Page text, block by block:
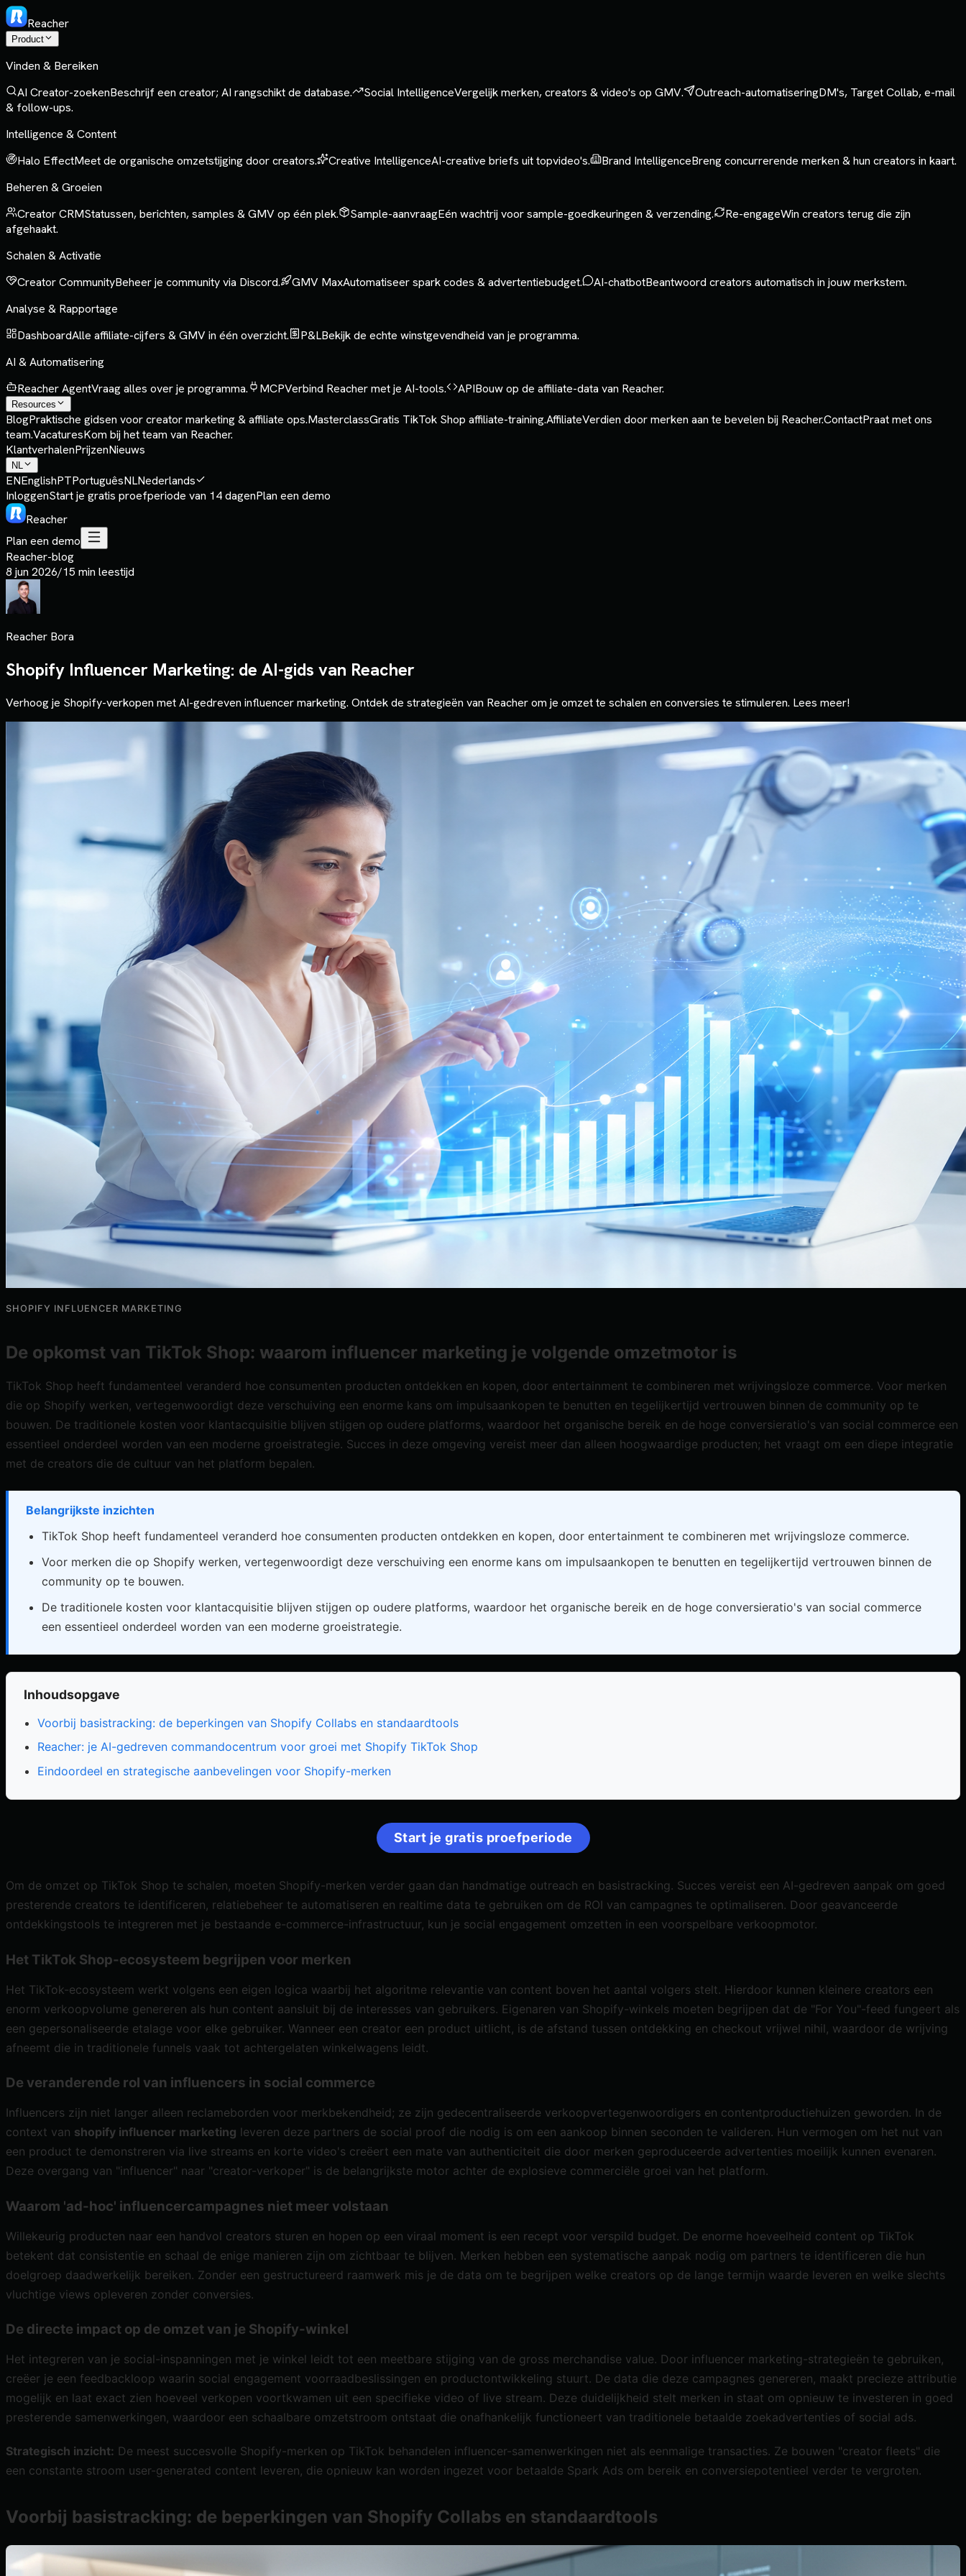
Reacher
Product
Vinden & Bereiken
AI Creator-zoekenBeschrijf een creator; AI rangschikt de database. Social IntelligenceVergelijk merken, creators & video's op GMV. Outreach-automatiseringDM's, Target Collab, e-mail
& follow-ups.
Intelligence & Content
Halo EffectMeet de organische omzetstijging door creators. Creative IntelligenceAI-creative briefs uit topvideo's. Brand IntelligenceBreng concurrerende merken & hun creators in kaart.
Beheren & Groeien
Creator CRMStatussen, berichten, samples & GMV op één plek. Sample-aanvraagEén wachtrij voor sample-goedkeuringen & verzending. Re-engageWin creators terug die zijn
afgehaakt.
Schalen & Activatie
Creator CommunityBeheer je community via Discord. GMV MaxAutomatiseer spark codes & advertentiebudget. AI-chatbotBeantwoord creators automatisch in jouw merkstem.
Analyse & Rapportage
DashboardAlle affiliate-cijfers & GMV in één overzicht. P&LBekijk de echte winstgevendheid van je programma.
AI & Automatisering
Reacher AgentVraag alles over je programma. MCPVerbind Reacher met je AI-tools. APIBouw op de affiliate-data van Reacher.
Resources
BlogPraktische gidsen voor creator marketing & affiliate ops.MasterclassGratis TikTok Shop affiliate-training.AffiliateVerdien door merken aan te bevelen bij Reacher.ContactPraat met ons
team.VacaturesKom bij het team van Reacher.
KlantverhalenPrijzenNieuws
NL
ENEnglishPTPortuguêsNLNederlands
InloggenStart je gratis proefperiode van 14 dagenPlan een demo
Reacher
Plan een demo
Reacher-blog
8 jun 2026/15 min leestijd
Reacher Bora
Shopify Influencer Marketing: de AI-gids van Reacher
Verhoog je Shopify-verkopen met AI-gedreven influencer marketing. Ontdek de strategieën van Reacher om je omzet te schalen en conversies te stimuleren. Lees meer!
SHOPIFY INFLUENCER MARKETING
De opkomst van TikTok Shop: waarom influencer marketing je volgende omzetmotor is
TikTok Shop heeft fundamenteel veranderd hoe consumenten producten ontdekken en kopen, door entertainment te combineren met wrijvingsloze commerce. Voor merken
die op Shopify werken, vertegenwoordigt deze verschuiving een enorme kans om impulsaankopen te benutten en tegelijkertijd vertrouwen binnen de community op te
bouwen. De traditionele kosten voor klantacquisitie blijven stijgen op oudere platforms, waardoor het organische bereik en de hoge conversieratio's van social commerce een
essentieel onderdeel worden van een moderne groeistrategie. Succes in deze omgeving vereist meer dan alleen hoogwaardige producten; het vraagt om een diepe integratie
met de creators die de cultuur van het platform bepalen.
Belangrijkste inzichten
TikTok Shop heeft fundamenteel veranderd hoe consumenten producten ontdekken en kopen, door entertainment te combineren met wrijvingsloze commerce.
Voor merken die op Shopify werken, vertegenwoordigt deze verschuiving een enorme kans om impulsaankopen te benutten en tegelijkertijd vertrouwen binnen de
community op te bouwen.
De traditionele kosten voor klantacquisitie blijven stijgen op oudere platforms, waardoor het organische bereik en de hoge conversieratio's van social commerce
een essentieel onderdeel worden van een moderne groeistrategie.
Inhoudsopgave
Voorbij basistracking: de beperkingen van Shopify Collabs en standaardtools
Reacher: je AI-gedreven commandocentrum voor groei met Shopify TikTok Shop
Eindoordeel en strategische aanbevelingen voor Shopify-merken
Start je gratis proefperiode
Om de omzet op TikTok Shop te schalen, moeten Shopify-merken verder gaan dan handmatige outreach en basistracking. Succes vereist een AI-gedreven aanpak om goed
presterende creators te identificeren, relatiebeheer te automatiseren en realtime data te gebruiken om de ROI van campagnes te optimaliseren. Door geavanceerde
ontdekkingstools te integreren met je bestaande e-commerce-infrastructuur, kun je social engagement omzetten in een voorspelbare verkoopmotor.
Het TikTok Shop-ecosysteem begrijpen voor merken
Het TikTok-ecosysteem werkt volgens een eigen logica waarbij het algoritme relevantie van content boven het aantal volgers stelt. Hierdoor kunnen kleinere creators een
enorm verkoopvolume genereren als hun content aansluit bij de interesses van gebruikers. Eigenaren van Shopify-winkels moeten begrijpen dat de "For You"-feed fungeert als
een gepersonaliseerde etalage voor elke gebruiker. Wanneer een creator een product uitlicht, is de afstand tussen ontdekking en checkout vrijwel nihil, waardoor de wrijving
afneemt die in traditionele funnels vaak tot achtergelaten winkelwagens leidt.
De veranderende rol van influencers in social commerce
Influencers zijn niet langer alleen reclameborden voor merkbekendheid; ze zijn gedecentraliseerde verkoopvertegenwoordigers en contentproductiehuizen geworden. In de
context van shopify influencer marketing leveren deze partners de social proof die nodig is om een aankoop binnen seconden te valideren. Hun vermogen om het nut van
een product te demonstreren via live streams en korte video's creëert een mate van authenticiteit die door merken geproduceerde advertenties moeilijk kunnen evenaren.
Deze overgang van "influencer" naar "creator-verkoper" is de belangrijkste motor achter de explosieve commerciële groei van het platform.
Waarom 'ad-hoc' influencercampagnes niet meer volstaan
Willekeurig producten naar een handvol creators sturen en hopen op een viraal moment is een recept voor verspild budget. De enorme hoeveelheid content op TikTok
betekent dat consistentie en schaal de enige manieren zijn om zichtbaar te blijven. Merken hebben een systematische aanpak nodig om partners te identificeren die hun
doelgroep daadwerkelijk bereiken. Zonder een gestructureerd raamwerk mis je de data om te begrijpen welke creators op de lange termijn waarde leveren en welke slechts
vluchtige views opleveren zonder conversies.
De directe impact op de omzet van je Shopify-winkel
Het integreren van je social-inspanningen met je winkel leidt tot een meetbare stijging van de gross merchandise value. Door influencer marketing-strategieën te gebruiken,
creëer je een feedbackloop waarin social engagement voorraadbeslissingen en productontwikkeling stuurt. De data die deze campagnes genereren, maakt precieze attributie
mogelijk en laat exact zien hoeveel verkopen voortkwamen uit een specifieke video of live stream. Deze duidelijkheid stelt merken in staat om opnieuw te investeren in goed
presterende samenwerkingen, waardoor een schaalbare omzetstroom ontstaat die onafhankelijk functioneert van traditionele betaalde zoekadvertenties of social ads.
Strategisch inzicht: De meest succesvolle Shopify-merken op TikTok behandelen influencer-samenwerkingen niet als eenmalige transacties. Ze bouwen "creator fleets" die
een constante stroom user-generated content leveren, die opnieuw kan worden ingezet voor betaalde Spark Ads om bereik en conversiepotentieel verder te vergroten.
Voorbij basistracking: de beperkingen van Shopify Collabs en standaardtools